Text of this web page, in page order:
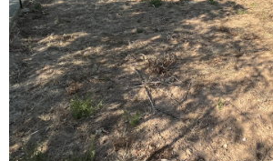
bien